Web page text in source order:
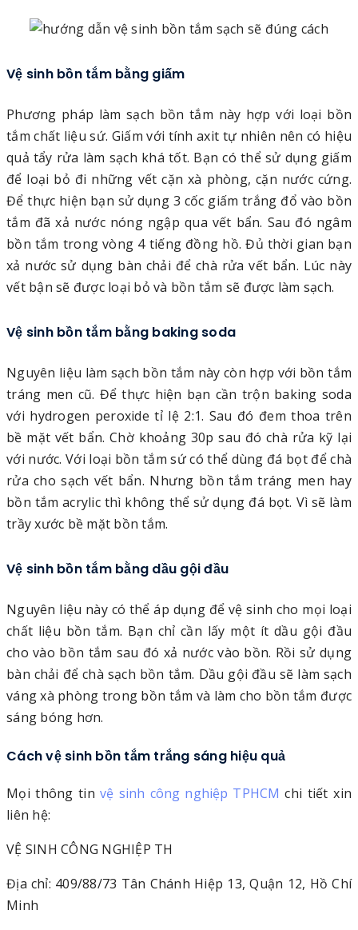
Vệ sinh bồn tắm bằng giấm
Phương pháp làm sạch bồn tắm này hợp với loại bồn
tắm chất liệu sứ. Giấm với tính axit tự nhiên nên có hiệu
quả tẩy rửa làm sạch khá tốt. Bạn có thể sử dụng giấm
để loại bỏ đi những vết cặn xà phòng, cặn nước cứng.
Để thực hiện bạn sử dụng 3 cốc giấm trắng đổ vào bồn
tắm đã xả nước nóng ngập qua vết bẩn. Sau đó ngâm
bồn tắm trong vòng 4 tiếng đồng hồ. Đủ thời gian bạn
xả nước sử dụng bàn chải để chà rửa vết bẩn. Lúc này
vết bận sẽ được loại bỏ và bồn tắm sẽ được làm sạch.
Vệ sinh bồn tắm bằng baking soda
Nguyên liệu làm sạch bồn tắm này còn hợp với bồn tắm
tráng men cũ. Để thực hiện bạn cần trộn baking soda
với hydrogen peroxide tỉ lệ 2:1. Sau đó đem thoa trên
bề mặt vết bẩn. Chờ khoảng 30p sau đó chà rửa kỹ lại
với nước. Với loại bồn tắm sứ có thể dùng đá bọt để chà
rửa cho sạch vết bẩn. Nhưng bồn tắm tráng men hay
bồn tắm acrylic thì không thể sử dụng đá bọt. Vì sẽ làm
trầy xước bề mặt bồn tắm.
Vệ sinh bồn tắm bằng dầu gội đầu
Nguyên liệu này có thể áp dụng để vệ sinh cho mọi loại
chất liệu bồn tắm. Bạn chỉ cần lấy một ít dầu gội đầu
cho vào bồn tắm sau đó xả nước vào bồn. Rồi sử dụng
bàn chải để chà sạch bồn tắm. Dầu gội đầu sẽ làm sạch
váng xà phòng trong bồn tắm và làm cho bồn tắm được
sáng bóng hơn.
Cách vệ sinh bồn tắm trắng sáng hiệu quả
Mọi thông tinvệ sinh công nghiệp TPHCM chi tiết xin
liên hệ:
VỆ SINH CÔNG NGHIỆP TH
Địa chỉ: 409/88/73 Tân Chánh Hiệp 13, Quận 12, Hồ Chí
Minh